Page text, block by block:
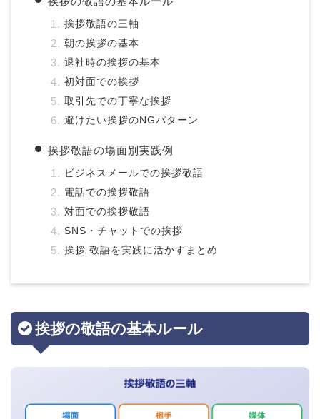
挨拶敬語の三軸
朝の挨拶の基本
退社時の挨拶の基本
初対面での挨拶
取引先での丁寧な挨拶
避けたい挨拶のNGパターン
挨拶敬語の場面別実践例
ビジネスメールでの挨拶敬語
電話での挨拶敬語
対面での挨拶敬語
SNS・チャットでの挨拶
挨拶 敬語を実践に活かすまとめ
挨拶の敬語の基本ルール